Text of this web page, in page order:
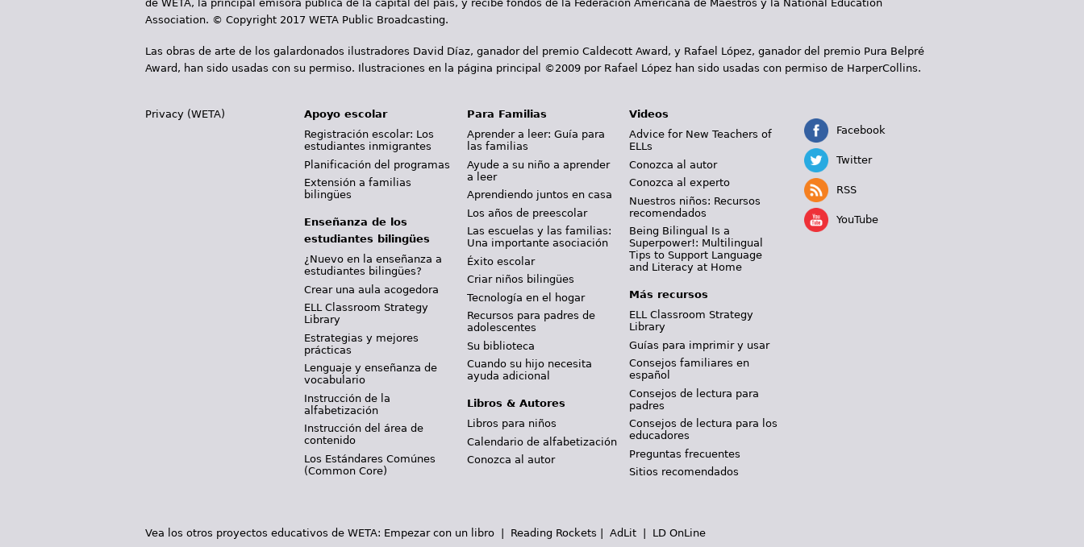
a
de WETA, la principal emisora pública de la capital del país, y recibe fondos de la Federación Americana de Maestros y la National Education
Association. © Copyright 2017 WETA Public Broadcasting.
Las obras de arte de los galardonados ilustradores David Díaz, ganador del premio Caldecott Award, y Rafael López, ganador del premio Pura Belpré
Award, han sido usadas con su permiso. Ilustraciones en la página principal ©2009 por Rafael López han sido usadas con permiso de HarperCollins.
Privacy (WETA)
Apoyo escolar
Registración escolar: Los
estudiantes inmigrantes
Planificación del programas
Extensión a familias
bilingües
Enseñanza de los
estudiantes bilingües
¿Nuevo en la enseñanza a
estudiantes bilingües?
Crear una aula acogedora
ELL Classroom Strategy
Library
Estrategias y mejores
prácticas
Lenguaje y enseñanza de
vocabulario
Instrucción de la
alfabetización
Instrucción del área de
contenido
Los Estándares Comúnes
(Common Core)
Para Familias
Aprender a leer: Guía para
las familias
Ayude a su niño a aprender
a leer
Aprendiendo juntos en casa
Los años de preescolar
Las escuelas y las familias:
Una importante asociación
Éxito escolar
Criar niños bilingües
Tecnología en el hogar
Recursos para padres de
adolescentes
Su biblioteca
Cuando su hijo necesita
ayuda adicional
Libros & Autores
Libros para niños
Calendario de alfabetización
Conozca al autor
Videos
Advice for New Teachers of
ELLs
Conozca al autor
Conozca al experto
Nuestros niños: Recursos
recomendados
Being Bilingual Is a
Superpower!: Multilingual
Tips to Support Language
and Literacy at Home
Más recursos
ELL Classroom Strategy
Library
Guías para imprimir y usar
Consejos familiares en
español
Consejos de lectura para
padres
Consejos de lectura para los
educadores
Preguntas frecuentes
Sitios recomendados
Facebook
Twitter
RSS
YouTube
Vea los otros proyectos educativos de WETA: Empezar con un libro Reading Rockets AdLit LD OnLine